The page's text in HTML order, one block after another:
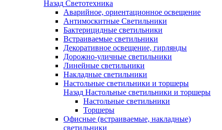
Назад Светотехника
Аварийное, ориентационное освещение
Антимоскитные Светильники
Бактерицидные светильники
Встраиваемые светильники
Декоративное освещение, гирлянды
Дорожно-уличные светильники
Линейные светильники
Накладные светильники
Настольные светильники и торшеры
Назад Настольные светильники и торшеры
Настольные светильники
Торшеры
Офисные (встраиваемые, накладные)
светильники